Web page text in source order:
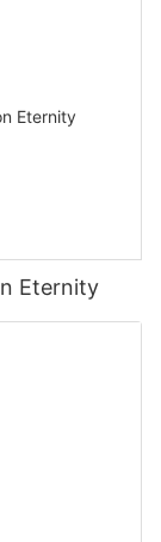
Eternity